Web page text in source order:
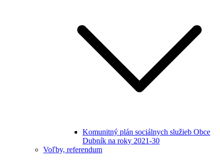
Komunitný plán sociálnych služieb Obce
Dubník na roky 2021-30
Voľby, referendum